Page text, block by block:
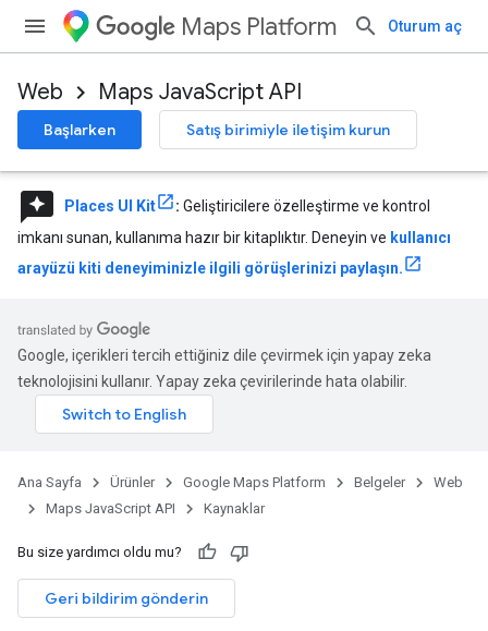
Maps Platform Oturum aç
Web Maps JavaScript API
Başlarken Satış birimiyle iletişim kurun
reviews Places UI Kit : Geliştiricilere özelleştirme ve kontrol
imkanı sunan, kullanıma hazır bir kitaplıktır. Deneyin ve kullanıcı
arayüzü kiti deneyiminizle ilgili görüşlerinizi paylaşın.
Google, içerikleri tercih ettiğiniz dile çevirmek için yapay zeka
teknolojisini kullanır. Yapay zeka çevirilerinde hata olabilir.
Ana Sayfa Ürünler Google Maps Platform Belgeler
Web
Maps JavaScript API
Kaynaklar
Bu size yardımcı oldu mu?
Geri bildirim gönderin